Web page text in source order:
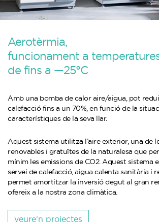
Aerotèrmia,
funcionament a
de fins a —25°C
Amb una bomba de calor aire/aigua, pot
calefacció fins a un 70%, en funció de la
característiques de la seva llar.
Aquest sistema utilitza l’aire exterior, una de
renovables i gratuïtes de la naturalesa que
mínim les emissions de CO2. Aquest sistema
servei de calefacció, aigua calenta sanitària i
permet amortitzar la inversió degut al gran
ofereix a la nostra zona climàtica.
veure'n projectes